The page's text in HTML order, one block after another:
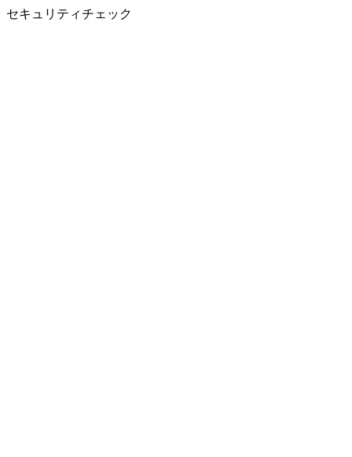
セキュリティチェック